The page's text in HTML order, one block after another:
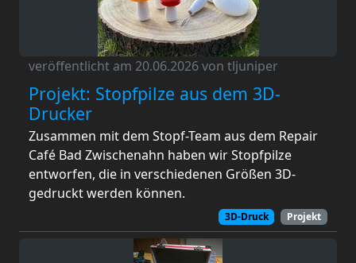
veröffentlicht am 20.06.2026 von tljuniper
Projekt: Stopfpilze aus dem 3D-
Drucker
Zusammen mit dem Stopf-Team aus dem Repair
Café Bad Zwischenahn haben wir Stopfpilze
entworfen, die in verschiedenen Größen 3D-
gedruckt werden können.
3D-Druck Projekt